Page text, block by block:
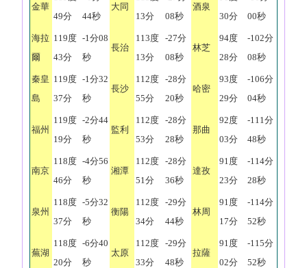
金華
49分
44秒
大同
13分
08秒
酒泉
30分
00秒
海拉
爾
119度
43分
-1分08
秒
長治
113度
13分
-27分
08秒
林芝
94度
28分
-102分
08秒
秦皇
島
119度
37分
-1分32
秒
長沙
112度
55分
-28分
20秒
哈密
93度
29分
-106分
04秒
福州
119度
19分
-2分44
秒
監利
112度
53分
-28分
28秒
那曲
92度
03分
-111分
48秒
南京
118度
46分
-4分56
秒
湘潭
112度
51分
-28分
36秒
達孜
91度
23分
-114分
28秒
泉州
118度
37分
-5分32
秒
衡陽
112度
34分
-29分
44秒
林周
91度
17分
-114分
52秒
蕪湖
118度
20分
-6分40
秒
太原
112度
33分
-29分
48秒
拉薩
91度
02分
-115分
52秒